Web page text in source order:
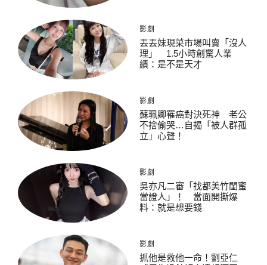
影劇
丟丟妹現菜市場叫賣「沒人
理」 1.5小時創驚人業
績：是不是天才
影劇
蘇珮卿罹癌對決死神 老公
不捨偷哭…自揭「被人群孤
立」心聲！
影劇
吳亦凡二審「找都美竹閨蜜
當證人」！ 當面開撕爆
料：就是想要錢
影劇
抓他是救他一命！劉亞仁